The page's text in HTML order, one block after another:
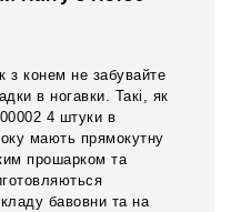
з конем не забувайте
в ногавки. Такі, як
4 штуки в
мають прямокутну
прошарком та
бавовни та на